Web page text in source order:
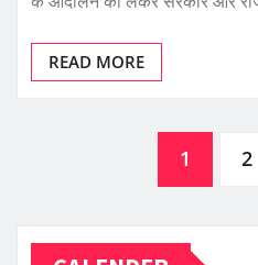
READ MORE
pagination
1 2